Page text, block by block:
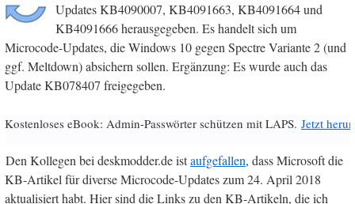
Updates KB4090007, KB4091663, KB4091664 und
KB4091666 herausgegeben. Es handelt sich um
Microcode-Updates, die Windows 10 gegen Spectre Variante 2 (und
ggf. Meltdown) absichern sollen. Ergänzung: Es wurde auch das
Update KB078407 freigegeben.
Kostenloses eBook: Admin-Passwörter schützen mit LAPS. Jetzt
Den Kollegen bei deskmodder.de istaufgefallen, dass Microsoft die
KB-Artikel für diverse Microcode-Updates zum 24. April 2018
aktualisiert habt. Hier sind die Links zu den KB-Artikeln, die ich